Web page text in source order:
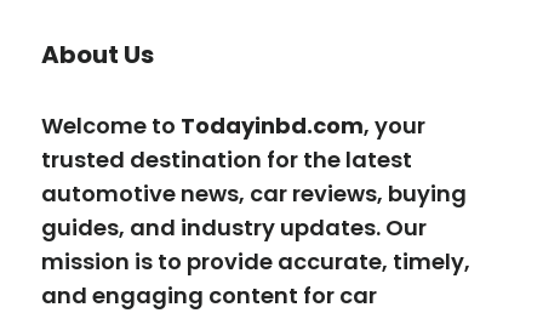
About Us
Welcome to Todayinbd.com, your
trusted destination for the latest
automotive news, car reviews, buying
guides, and industry updates. Our
mission is to provide accurate, timely,
and engaging content for car